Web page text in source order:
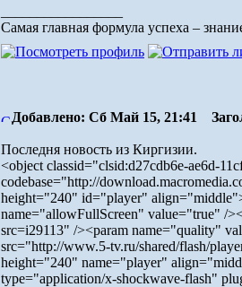
Самая главная формула успеха –
Добавлено: Сб Май 15, 21:41
Последня новость из Киргизии.
<object classid="clsid:d27cdb6e-ae6d-
codebase="http://
height="240" id="player"
name="allowFullScreen" value="true" /
src=i29113" /><param name="quality"
src="http://www.5-tv.ru/shared/flash/
height="240" name="player"
type="application/x-shockwave-flash"